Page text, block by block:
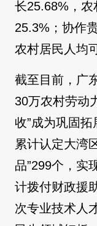
长25.68%，
25.3%；协作
农村居民人均
截至目前，广
30万农村劳动
收”成为巩固拓
累计认定大湾
品”299个，实
计拨付财政援
次专业技术人